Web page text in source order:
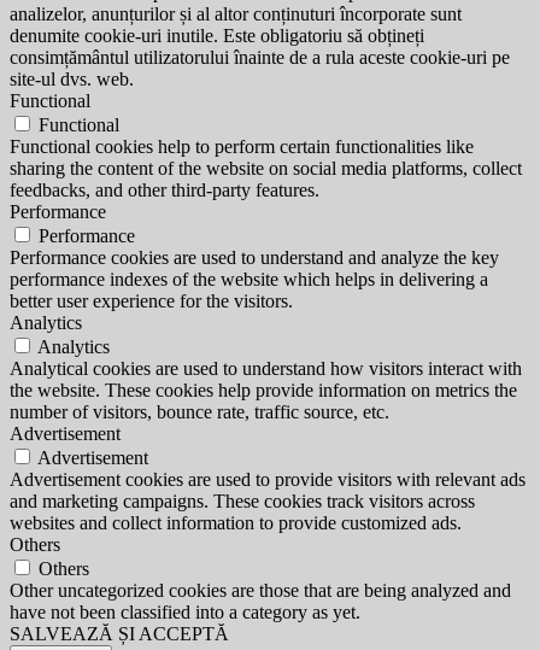
analizelor, anunțurilor și al altor conținuturi încorporate sunt
denumite cookie-uri inutile. Este obligatoriu să obțineți
consimțământul utilizatorului înainte de a rula aceste cookie-uri pe
site-ul dvs. web.
Functional
Functional
Functional cookies help to perform certain functionalities like
sharing the content of the website on social media platforms, collect
feedbacks, and other third-party features.
Performance
Performance
Performance cookies are used to understand and analyze the key
performance indexes of the website which helps in delivering a
better user experience for the visitors.
Analytics
Analytics
Analytical cookies are used to understand how visitors interact with
the website. These cookies help provide information on metrics the
number of visitors, bounce rate, traffic source, etc.
Advertisement
Advertisement
Advertisement cookies are used to provide visitors with relevant ads
and marketing campaigns. These cookies track visitors across
websites and collect information to provide customized ads.
Others
Others
Other uncategorized cookies are those that are being analyzed and
have not been classified into a category as yet.
SALVEAZĂ ȘI ACCEPTĂ